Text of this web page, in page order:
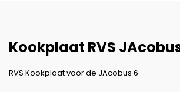
Kookplaat RVS
RVS Kookplaat voor de JAcobus 6